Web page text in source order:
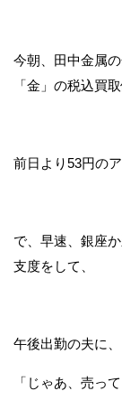
今朝、田中金属
「金」の税込買
前日より53円の
で、早速、銀座
支度をして、
午後出勤の夫に、
「じゃあ、売っ